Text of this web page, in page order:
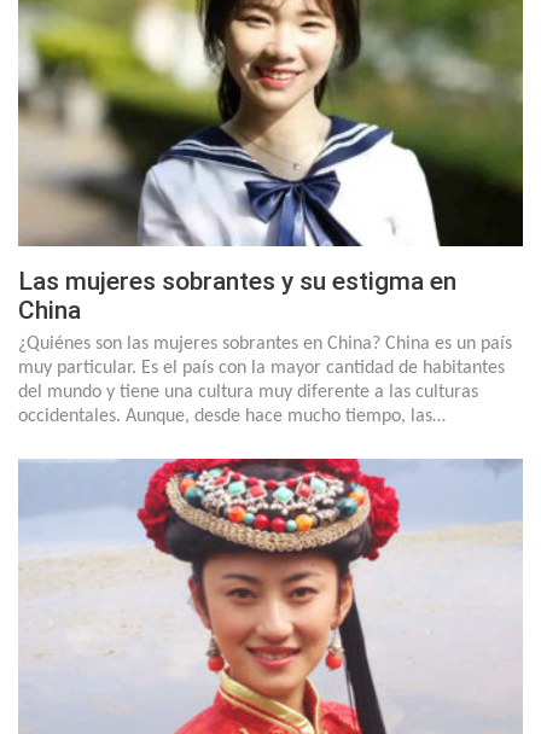
Las mujeres sobrantes y su estigma en
China
¿Quiénes son las mujeres sobrantes en China? China es un país
muy particular. Es el país con la mayor cantidad de habitantes
del mundo y tiene una cultura muy diferente a las culturas
occidentales. Aunque, desde hace mucho tiempo, las…